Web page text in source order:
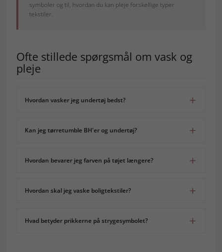
symboler og til, hvordan du kan pleje forskellige typer
tekstiler.
Ofte stillede spørgsmål om vask og
pleje
Hvordan vasker jeg undertøj bedst?
Kan jeg tørretumble BH'er og undertøj?
Hvordan bevarer jeg farven på tøjet længere?
Hvordan skal jeg vaske boligtekstiler?
Hvad betyder prikkerne på strygesymbolet?